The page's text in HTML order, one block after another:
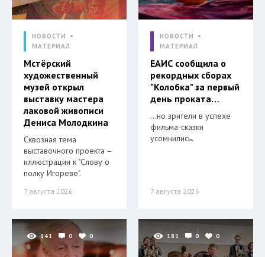
НОВОСТИ
МАТЕРИАЛ
Мстёрский
художественный
музей открыл
выставку мастера
лаковой живописи
Дениса Молодкина
Сквозная тема
выставочного проекта –
иллюстрации к "Слову о
полку Игореве".
7 августа 2026
НОВОСТИ
МАТЕРИАЛ
ЕАИС сообщила о
рекордных сборах
"Колобка" за первый
день проката…
…но зрители в успехе
фильма-сказки
усомнились.
7 августа 2026
141 0 0 181 0 0